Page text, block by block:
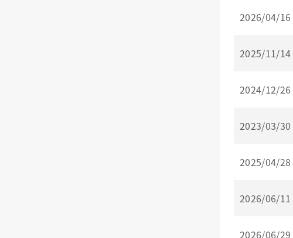
2026/04/16
2025/11/14
2024/12/26
2023/03/30
2025/04/28
2026/06/11
2026/06/29